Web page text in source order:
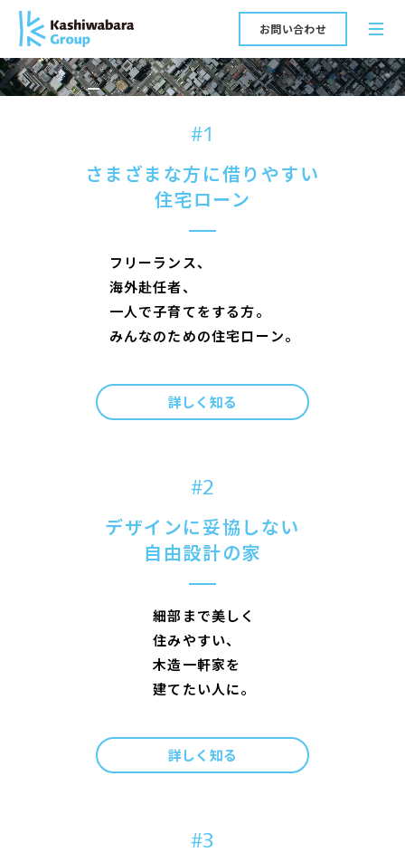
メ
イ
ン
コ
お問い合わせ
_
#1
さまざまな方に借りやすい
住宅ローン
フ リ ーラ ン ス、
海外赴任者、
一人で子育てをする方。
みんなのための住宅ローン。
詳しく知る
#2
デザインに妥協しない
自由設計の家
細部 まで美しく
住みやすい、
木造一軒家を
建てたい人に。
詳しく知る
#3